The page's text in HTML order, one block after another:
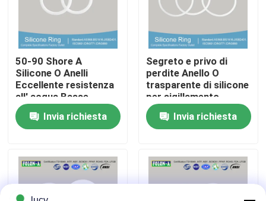
Fatory Tour
Controllo di qualità
Contattaci
notizie
Tutti i casi
giunti circolari di gomma
50-90 Shore A
Silicone O Anelli
Eccellente resistenza
all' acqua Basse
temperature
Invia richiesta
Segreto e privo di
perdite Anello O
trasparente di silicone
per sigillamento
Invia richiesta